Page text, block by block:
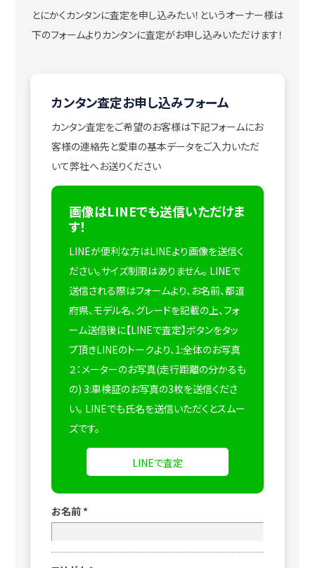
とにかくカンタンに査定を申し込みたい！ というオーナー様は
下のフォームよりカンタンに査定がお申し込みいただけます！
カンタン査定お申し込みフォーム
カンタン査定をご希望のお客様は下記フォームにお
客様の連絡先と愛車の基本データをご入力いただ
いて弊社へお送りください
画像はLINEでも送信いただけま
す！
LINEが便利な方はLINEより画像を送信く
ださい。サイズ制限はありません。 LINEで
送信される際はフォームより、お名前、都道
府県、モデル名、グレードを記載の上、フォ
ーム送信後に【LINEで査定】ボタンをタッ
プ頂きLINEのトークより、1:全体のお写真
２：メーターのお写真(走行距離の分かるも
の) 3:車検証のお写真の3枚を送信くださ
い。 LINEでも氏名を送信いただくとスムー
ズです。
LINEで査定
お名前 *